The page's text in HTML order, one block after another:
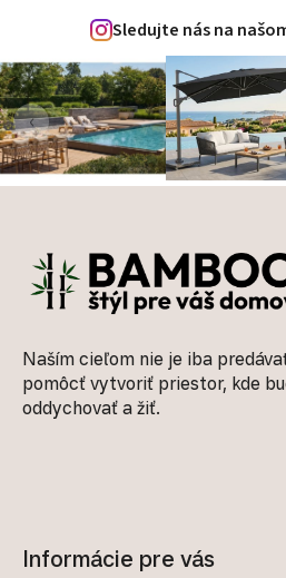
Sledujte nás na
‹
Naším cieľom nie je iba
pomôcť vytvoriť priestor, kde
oddychovať a žiť.
Informácie pre vás